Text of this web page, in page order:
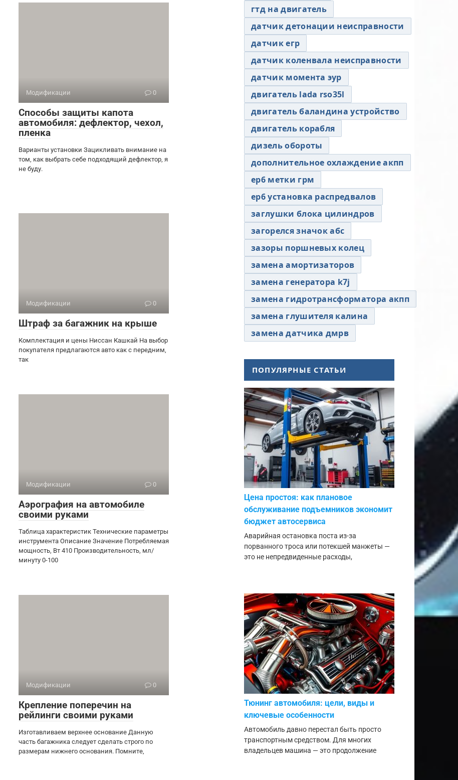
Модификации 0
Способы защиты капота
автомобиля: дефлектор, чехол,
пленка
Варианты установки Зацикливать внимание на
том, как выбрать себе подходящий дефлектор, я
не буду.
Модификации 0
Штраф за багажник на крыше
Комплектация и цены Ниссан Кашкай На выбор
покупателя предлагаются авто как с передним,
так
Модификации 0
Аэрография на автомобиле
своими руками
Таблица характеристик Технические параметры
инструмента Описание Значение Потребляемая
мощность, Вт 410 Производительность, мл/
минуту 0-100
Модификации 0
Крепление поперечин на
рейлинги своими руками
Изготавливаем верхнее основание Данную
часть багажника следует сделать строго по
размерам нижнего основания. Помните,
гтд на двигатель
датчик детонации неисправности
датчик егр
датчик коленвала неисправности
датчик момента эур
двигатель lada rso35l
двигатель баландина устройство
двигатель корабля
дизель обороты
дополнительное охлаждение акпп
ер6 метки грм
ер6 установка распредвалов
заглушки блока цилиндров
загорелся значок абс
зазоры поршневых колец
замена амортизаторов
замена генератора k7j
замена гидротрансформатора акпп
замена глушителя калина
замена датчика дмрв
ПОПУЛЯРНЫЕ СТАТЬИ
Цена простоя: как плановое
обслуживание подъемников экономит
бюджет автосервиса
Аварийная остановка поста из-за
порванного троса или потекшей манжеты —
это не непредвиденные расходы,
Тюнинг автомобиля: цели, виды и
ключевые особенности
Автомобиль давно перестал быть просто
транспортным средством. Для многих
владельцев машина — это продолжение